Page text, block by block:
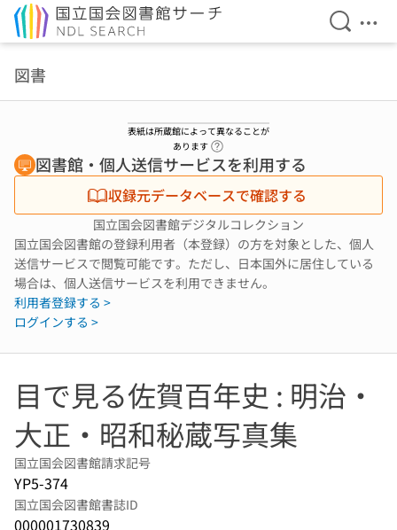
検索を
メ
図書
表紙は所蔵館によって異なることが
あります
図書館・個人送信サービスを利用する
収録元データベースで確認する
国立国会図書館デジタルコレクション
国立国会図書館の登録利用者（本登録）の方を対象とした、個人
送信サービスで閲覧可能です。ただし、日本国外に居住している
場合は、個人送信サービスを利用できません。
利用者登録する >
ログインする >
目で見る佐賀百年史 : 明治・
大正・昭和秘蔵写真集
国立国会図書館請求記号
YP5-374
国立国会図書館書誌ID
000001730839